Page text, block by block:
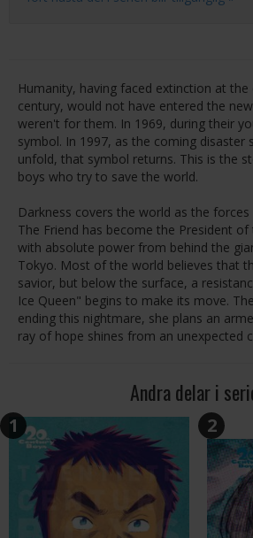
Humanity, having faced extinction at
century, would not have entered the
weren't for them. In 1969, during their
symbol. In 1997, as the coming disaster
unfold, that symbol returns. This is the
boys who try to save the world.
Darkness covers the world as the
The Friend has become the President
with absolute power from behind the
Tokyo. Most of the world believes that
savior, but below the surface, a
Ice Queen" begins to make its move.
ending this nightmare, she plans an
ray of hope shines from an unexpected
Andra delar i
1 2